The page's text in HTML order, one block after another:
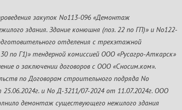
закупок No113-096 «Демонтаж
здания. Здание конюшня (поз. 22 по ГП)» и No122-
отделения с трехэтажной
по Г1)» тендерной комиссией ООО «Русагро-Аткарск»
о заключении договоров с ООО «Сносим.ком».
по Договорам строительного подряда No
и No Д-3211/07-2024 от 11.07.2024г. ООО
демонтаж существующего нежилого здания